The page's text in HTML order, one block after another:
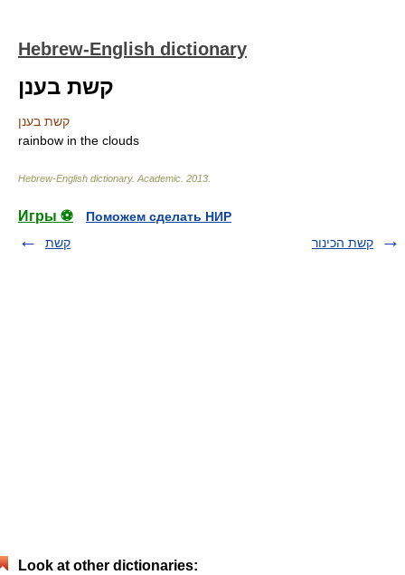
Hebrew-English dictionary
קשת בענן
קשת בענן
rainbow in the clouds
Hebrew-English dictionary. Academic 2013
Игры ⚽
Поможем сделать НИР
קשת
קשת הכינור
Look at other dictionaries: